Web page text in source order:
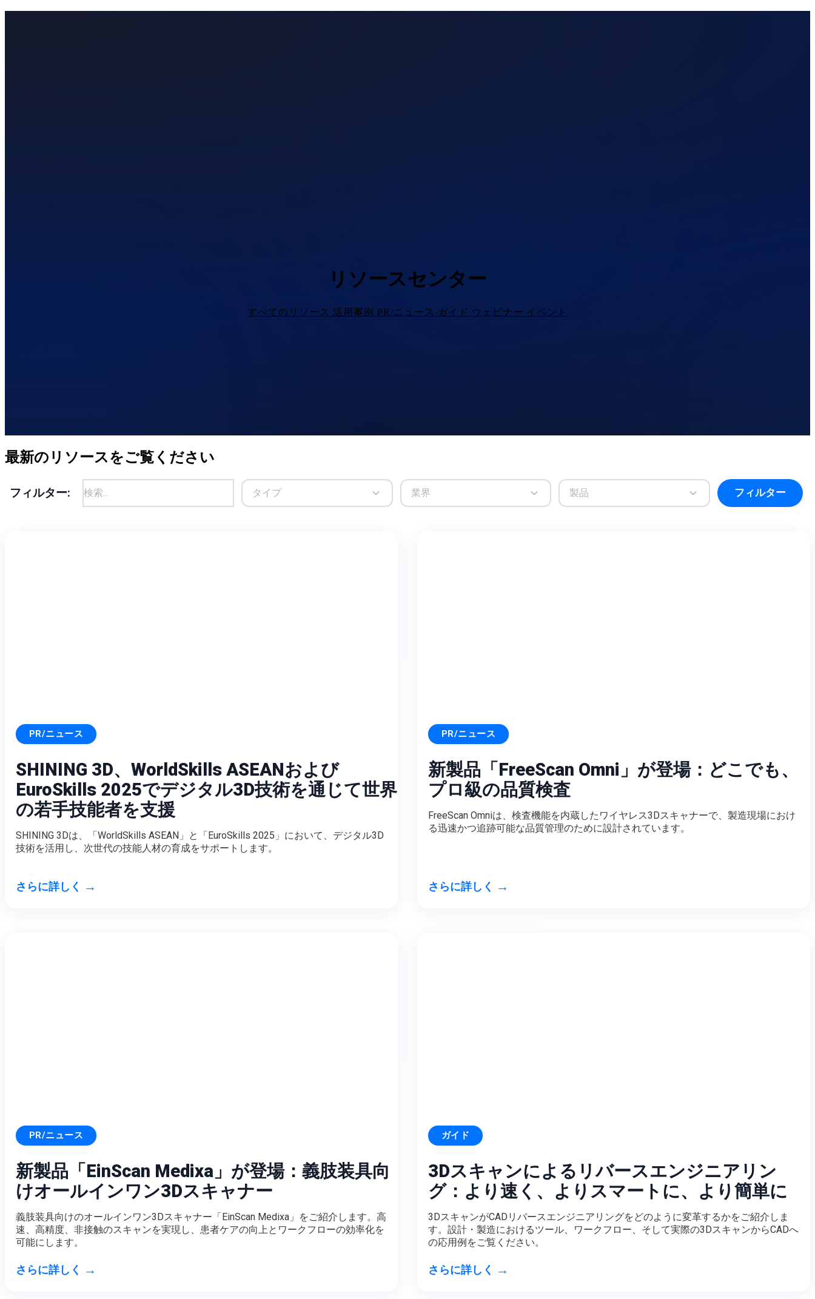
リソースセンター
すべてのリソース 活用事例 PR/ニュース ガイド ウェビナー イベント
最新のリソースをご覧ください
フィルター: フィルター
PR/ニュース
SHINING 3D、WorldSkills ASEANおよび
EuroSkills 2025でデジタル3D技術を通じて世界
の若手技能者を支援
SHINING 3Dは、「WorldSkills ASEAN」と「EuroSkills 2025」において、デジタル3D
技術を活用し、次世代の技能人材の育成をサポートします。
さらに詳しく →
PR/ニュース
新製品「FreeScan Omni」が登場：どこでも、
プロ級の品質検査
FreeScan Omniは、検査機能を内蔵したワイヤレス3Dスキャナーで、製造現場におけ
る迅速かつ追跡可能な品質管理のために設計されています。
さらに詳しく →
PR/ニュース
新製品「EinScan Medixa」が登場：義肢装具向
けオールインワン3Dスキャナー
義肢装具向けのオールインワン3Dスキャナー「EinScan Medixa」をご紹介します。高
速、高精度、非接触のスキャンを実現し、患者ケアの向上とワークフローの効率化を
可能にします。
さらに詳しく →
ガイド
3Dスキャンによるリバースエンジニアリン
グ：より速く、よりスマートに、より簡単に
3DスキャンがCADリバースエンジニアリングをどのように変革するかをご紹介しま
す。設計・製造におけるツール、ワークフロー、そして実際の3DスキャンからCADへ
の応用例をご覧ください。
さらに詳しく →